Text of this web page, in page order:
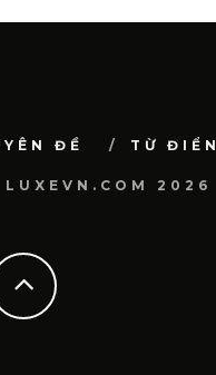
ĐỀ TỪ ĐIỂN
LUXEVN.COM 2026